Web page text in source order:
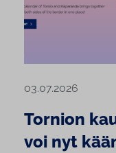
03.07.2026
Tornion
voi nyt